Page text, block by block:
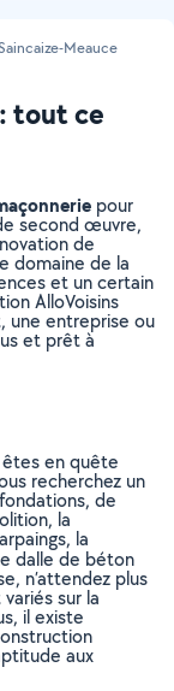
Meauce
tout ce
pour
second œuvre,
de
domaine de la
et un certain
AlloVoisins
une entreprise ou
et prêt à
en quête
recherchez un
de
la
la
dalle de béton
n’attendez plus
sur la
il existe
aux